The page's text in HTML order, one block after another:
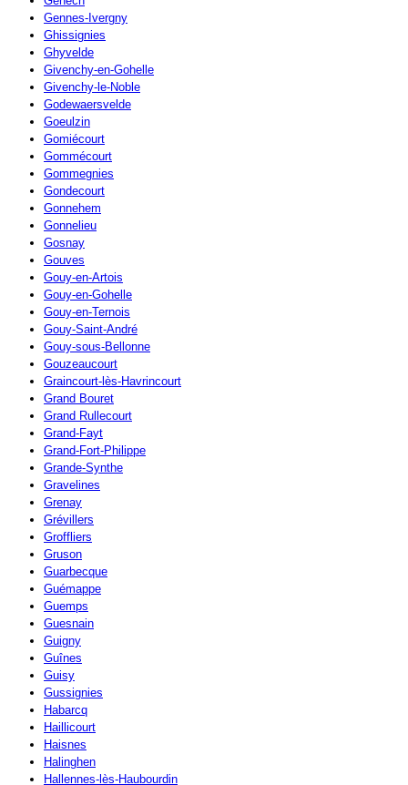
Gennes-Ivergny
Ghissignies
Ghyvelde
Givenchy-en-Gohelle
Givenchy-le-Noble
Godewaersvelde
Goeulzin
Gomiécourt
Gommécourt
Gommegnies
Gondecourt
Gonnehem
Gonnelieu
Gosnay
Gouves
Gouy-en-Artois
Gouy-en-Gohelle
Gouy-en-Ternois
Gouy-Saint-André
Gouy-sous-Bellonne
Gouzeaucourt
Graincourt-lès-Havrincourt
Grand Bouret
Grand Rullecourt
Grand-Fayt
Grand-Fort-Philippe
Grande-Synthe
Gravelines
Grenay
Grévillers
Groffliers
Gruson
Guarbecque
Guémappe
Guemps
Guesnain
Guigny
Guînes
Guisy
Gussignies
Habarcq
Haillicourt
Haisnes
Halinghen
Hallennes-lès-Haubourdin